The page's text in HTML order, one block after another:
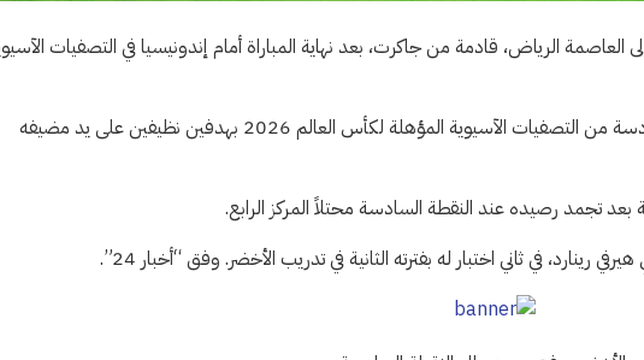
العاصمة الرياض، قادمة من جاكرت، بعد نهاية المباراة أمام إندونيسيا في التصفيات
وخسر المنتخب الوطني السعودي مباراته في الجولة السادسة من التصفيات الآسيوية المؤهلة لكأس العالم 2026 بهدفين نظيفين على يد مضيفه
تجمد رصيده عند النقطة السادسة محتلاً المركز الرابع.
في ثاني اختبار له بفترته الثانية في تدريب الأخضر. وفق “أخبار 24”.